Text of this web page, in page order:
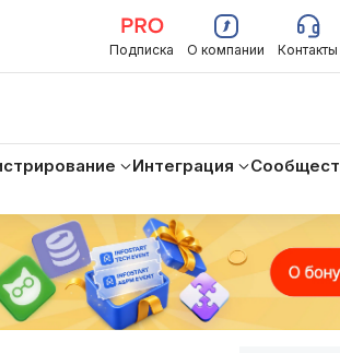
Подписка О компании Контакты
Интеграция